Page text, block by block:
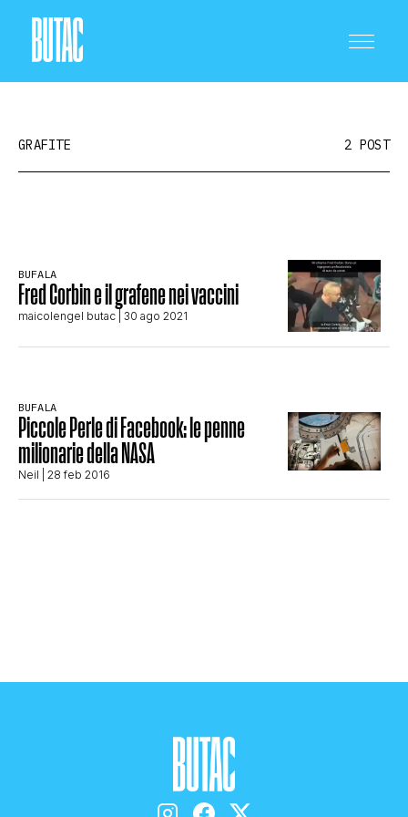
SCIENZA E TECNOLOGIA
STORIA E CITAZIONI
INTRATTENIMENTO
TRUFFE E SOCIAL NETWORK
GRAFITE 2 POST
BUFALA
Fred Corbin e il grafene nei vaccini
maicolengel butac | 30 ago 2021
BUFALA
Piccole Perle di Facebook: le penne
milionarie della NASA
Neil | 28 feb 2016